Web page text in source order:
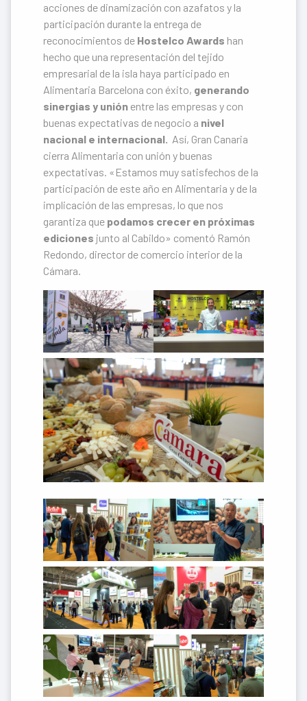
acciones de dinamización con azafatos y la
participación durante la entrega de
reconocimientos de Hostelco Awards han
hecho que una representación del tejido
empresarial de la isla haya participado en
Alimentaria Barcelona con éxito, generando
sinergias y uniónentre las empresas y con
buenas expectativas de negocio a nivel
nacional e internacional. Así, Gran Canaria
cierra Alimentaria con unión y buenas
expectativas. «Estamos muy satisfechos de la
participación de este año en Alimentaria y de la
implicación de las empresas, lo que nos
garantiza que podamos crecer en próximas
ediciones junto al Cabildo» comentó Ramón
Redondo, director de comercio interior de la
Cámara.